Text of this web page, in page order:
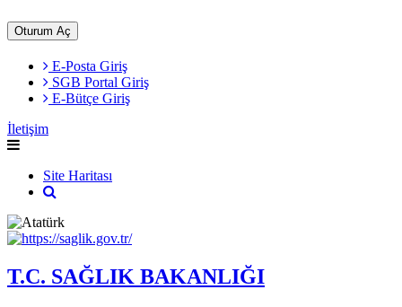
Oturum Aç
E-Posta Giriş
SGB Portal Giriş
E-Bütçe Giriş
İletişim
Site Haritası
T.C. SAĞLIK BAKANLIĞI